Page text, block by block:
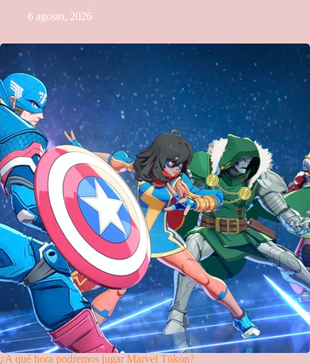
6 agosto, 2026
¿A qué hora podremos jugar Marvel Tōkon?